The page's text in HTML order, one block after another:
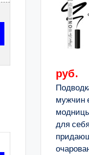
руб.
мужчин
для